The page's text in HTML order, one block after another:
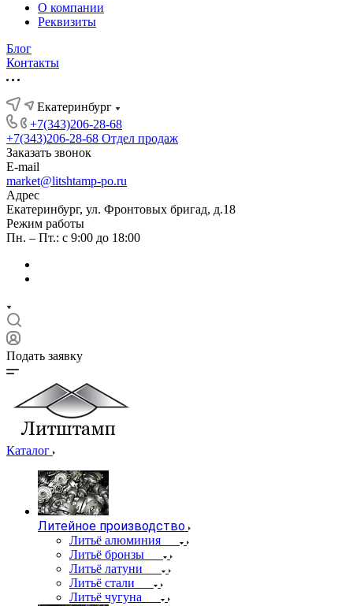
О компании
Реквизиты
Блог
Контакты
Екатеринбург
+7(343)206-28-68
+7(343)206-28-68 Отдел продаж
Заказать звонок
E-mail
market@litshtamp-po.ru
Адрес
Екатеринбург, ул. Фронтовых бригад, д.18
Режим работы
Пн. – Пт.: с 9:00 до 18:00
Подать заявку
Каталог
Литейное производство
Литьё алюминия
Литьё бронзы
Литьё латуни
Литьё стали
Литьё чугуна